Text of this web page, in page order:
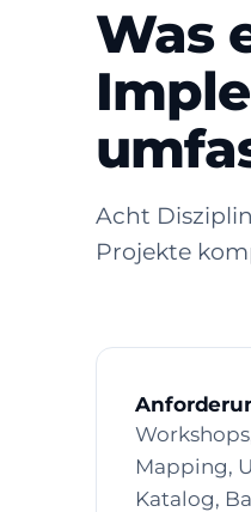
Was
Acht
Projekte
Mapping,
Katalog,